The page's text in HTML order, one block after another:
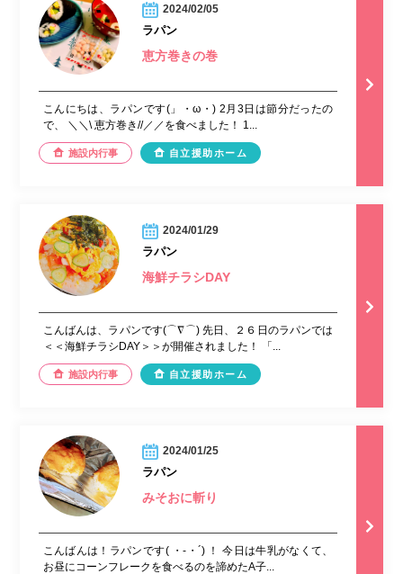
2024/02/05
ラパン
恵方巻きの巻
こんにちは、ラパンです(」・ω・) 2月3日は節分だったの
で、 ＼＼\ 恵方巻き//／／を食べました！ 1...
施設内行事 自立援助ホーム
2024/01/29
ラパン
海鮮チラシDAY
こんばんは、ラパンです(⌒∇⌒) 先日、２６日のラパンでは
＜＜海鮮チラシDAY＞＞が開催されました！ 「...
施設内行事 自立援助ホーム
2024/01/25
ラパン
みそおに斬り
こんばんは！ラパンです( ・-・´) ！ 今日は牛乳がなくて、
お昼にコーンフレークを食べるのを諦めたA子...